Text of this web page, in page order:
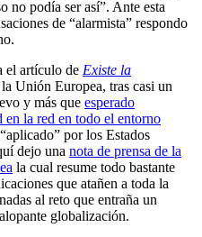
no podía ser así”. Ante esta
de “alarmista” respondo
el artículo de Existe la
Unión Europea, tras casi un
y más que esperado
en la red en todo el entorno
por los Estados
dejo una nota de prensa de la
la cual resume todo bastante
que atañen a toda la
al reto que entraña un
globalización.